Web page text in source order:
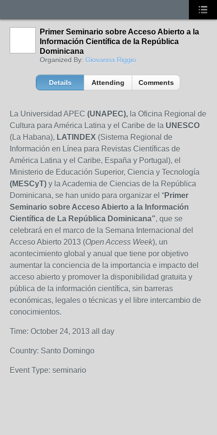
Primer Seminario sobre Acceso Abierto a la
Información Científica de la República
Dominicana
Organized By: Giovanna Riggio
Details Attending Comments
La Universidad APEC (UNAPEC), la Oficina Regional de
Cultura para América Latina y el Caribe de la UNESCO
(La Habana), LATINDEX (Sistema Regional de
Información en Línea para Revistas Científicas de
América Latina y el Caribe, España y Portugal), el
Ministerio de Educación Superior, Ciencia y Tecnología
(MESCyT) y la Academia de Ciencias de la República
Dominicana, se han unido para organizar el “Primer
Seminario sobre Acceso Abierto a la Información
Científica de La República Dominicana”, que se
celebrará en el marco de la Semana Internacional del
Acceso Abierto 2013 (Open Access Week), un
acontecimiento global y anual que tiene por objetivo
aumentar la conciencia de la importancia e impacto del
acceso abierto y promover la disponibilidad gratuita y
pública de la información científica, sin barreras
económicas, legales o técnicas y el libre intercambio de
conocimientos.
Time: October 24, 2013 all day
Country: Santo Domingo
Event Type: seminario